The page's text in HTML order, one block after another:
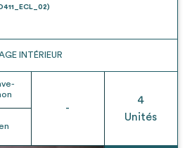
INTÉRIEUR
-
4
Unités